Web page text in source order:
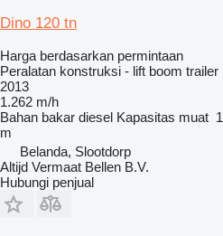
Dino 120 tn
Harga berdasarkan permintaan
Peralatan konstruksi - lift boom trailer
2013
1.262 m/h
Bahan bakar diesel Kapasitas muat
m
Belanda, Slootdorp
Altijd Vermaat Bellen B.V.
Hubungi penjual